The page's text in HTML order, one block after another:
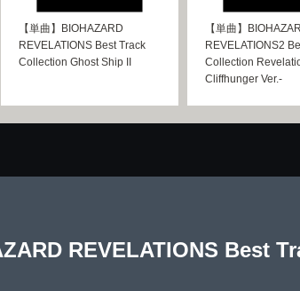
【単曲】BIOHAZARD
REVELATIONS Best Track
Collection Ghost Ship II
【単曲】
REVELATIONS2
Collection
Cliffhunger Ver.-
REVELATIONS Best